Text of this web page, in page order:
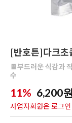
[반호튼]다크
🍫부드러운 식감과
수
11% 6,200원
사업자회원은 로그